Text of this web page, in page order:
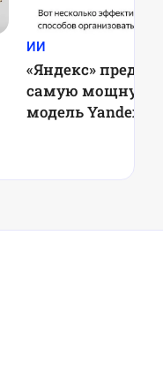
ИИ
«Яндекс»
самую мощную
модель